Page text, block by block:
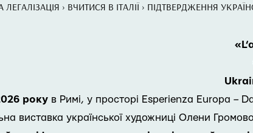
ЛЕГАЛІЗАЦІЯ › ВЧИТИСЯ В ІТАЛІЇ › ПІДТВЕРДЖЕННЯ
року в Римі, у просторі Esperienza Europa –
виставка української художниці Олени